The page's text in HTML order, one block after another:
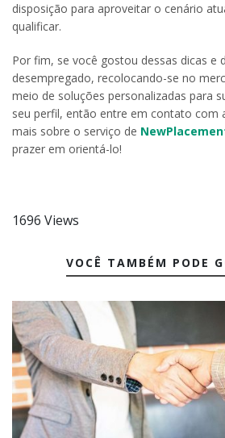
disposição para aproveitar o cenário
qualificar.
Por fim, se você gostou dessas dicas e
desempregado, recolocando-se no
meio de soluções personalizadas para
seu perfil, então entre em contato com
mais sobre o serviço de
prazer em orientá-lo!
1696 Views
VOCÊ TAMBÉM PODE